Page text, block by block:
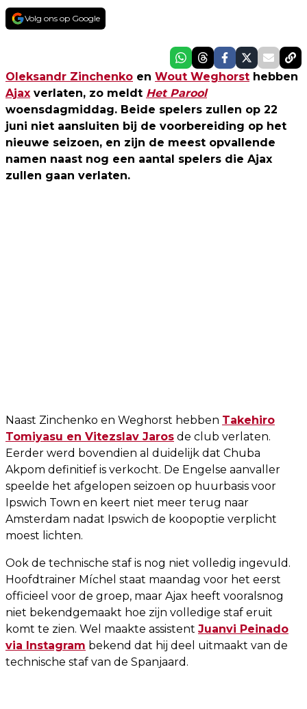
Volg ons op Google
Oleksandr Zinchenko en Wout Weghorst hebben
Ajax verlaten, zo meldt Het Parool
woensdagmiddag. Beide spelers zullen op 22
juni niet aansluiten bij de voorbereiding op het
nieuwe seizoen, en zijn de meest opvallende
namen naast nog een aantal spelers die Ajax
zullen gaan verlaten.
Naast Zinchenko en Weghorst hebben Takehiro
Tomiyasu en Vitezslav Jaros de club verlaten.
Eerder werd bovendien al duidelijk dat Chuba
Akpom definitief is verkocht. De Engelse aanvaller
speelde het afgelopen seizoen op huurbasis voor
Ipswich Town en keert niet meer terug naar
Amsterdam nadat Ipswich de koopoptie verplicht
moest lichten.
Ook de technische staf is nog niet volledig ingevuld.
Hoofdtrainer Míchel staat maandag voor het eerst
officieel voor de groep, maar Ajax heeft vooralsnog
niet bekendgemaakt hoe zijn volledige staf eruit
komt te zien. Wel maakte assistent Juanvi Peinado
via Instagram bekend dat hij deel uitmaakt van de
technische staf van de Spanjaard.